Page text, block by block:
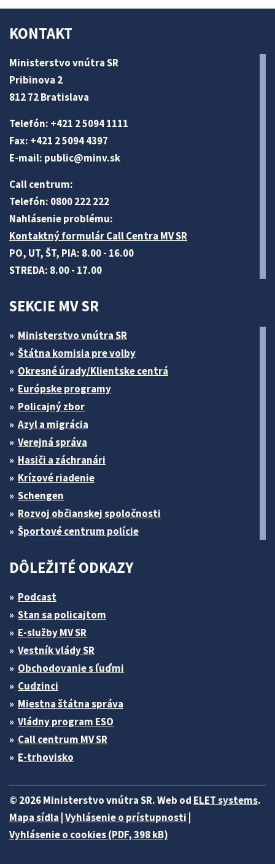
KONTAKT
Ministerstvo vnútra SR
Pribinova 2
812 72 Bratislava
Telefón: +421 2 5094 1111
Fax: +421 2 5094 4397
E-mail: public@minv.sk
Call centrum:
Telefón: 0800 222 222
Nahlásenie problému:
Kontaktný formulár Call Centra MV SR
PO, UT, ŠT, PIA: 8.00 - 16.00
STREDA: 8.00 - 17.00
SEKCIE MV SR
Ministerstvo vnútra SR
Štátna komisia pre volby
Okresné úrady/Klientske centrá
Európske programy
Policajný zbor
Azyl a migrácia
Verejná správa
Hasiči a záchranári
Krízové riadenie
Schengen
Rozvoj občianskej spoločnosti
Športové centrum polície
DÔLEŽITÉ ODKAZY
Podcast
Stan sa policajtom
E-služby MV SR
Vestník vlády SR
Obchodovanie s ľuďmi
Cudzinci
Miestna štátna správa
Vládny program ESO
Call centrum MV SR
E-trhovisko
© 2026 Ministerstvo vnútra SR. Web od ELET systems.
Mapa sídla Vyhlásenie o prístupnosti
Vyhlásenie o cookies (PDF, 398 kB)